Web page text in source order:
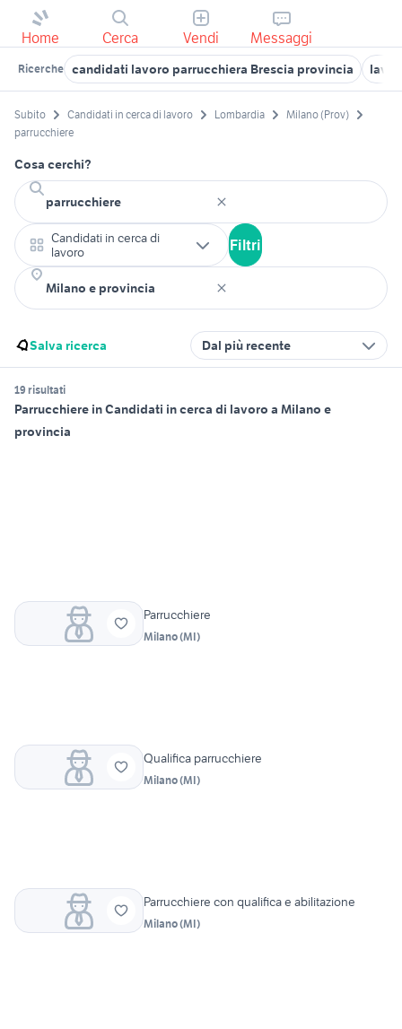
Home Cerca Vendi Messaggi
Ricerche candidati lavoro parrucchiera Brescia provincia
Subito Candidati in cerca di lavoro Lombardia
Milano (Prov)
parrucchiere
Cosa cerchi?
Candidati in cerca di
lavoro
Filtri
Salva ricerca Dal più recente
19 risultati
Parrucchiere in Candidati in cerca di lavoro a Milano e
provincia
Parrucchiere
Milano(MI)
Qualifica parrucchiere
Milano(MI)
Parrucchiere con qualifica e abilitazione
Milano(MI)